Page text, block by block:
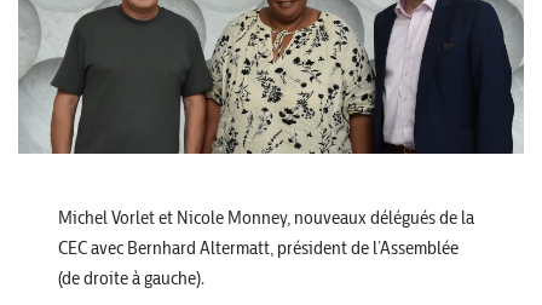
Michel Vorlet et Nicole Monney, nouveaux délégués de la
CEC avec Bernhard Altermatt, président de l’Assemblée
(de droite à gauche).